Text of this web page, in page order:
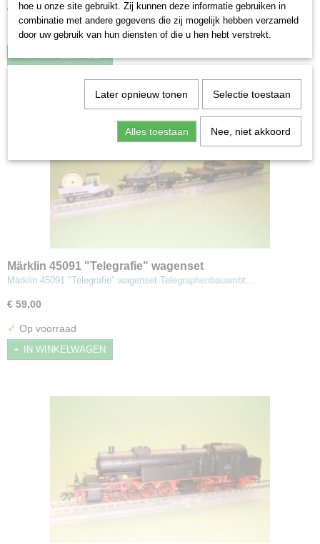
€ 330,00
Op voorraad
Märklin 45091 "Telegrafie" wagenset
Märklin 45091 "Telegrafie" wagenset Telegraphenbauambt…
€ 59,00
✓ Op voorraad
IN WINKELWAGEN
hoe u onze site gebruikt. Zij kunnen deze informatie gebruiken in
combinatie met andere gegevens die zij mogelijk hebben verzameld
door uw gebruik van hun diensten of die u hen hebt verstrekt.
Later opnieuw tonen Selectie toestaan
Alles toestaan Nee, niet akkoord